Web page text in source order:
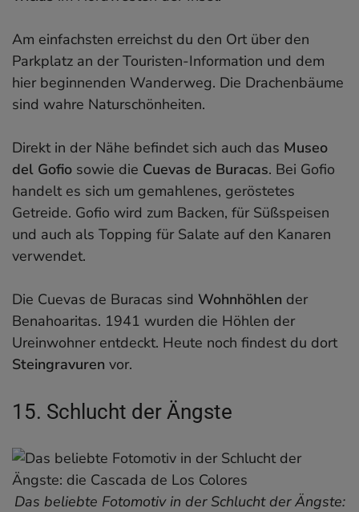
Am einfachsten erreichst du den Ort über den
Parkplatz an der Touristen-Information und dem
hier beginnenden Wanderweg. Die Drachenbäume
sind wahre Naturschönheiten.
Direkt in der Nähe befindet sich auch das Museo
del Gofio sowie die Cuevas de Buracas. Bei Gofio
handelt es sich um gemahlenes, geröstetes
Getreide. Gofio wird zum Backen, für Süßspeisen
und auch als Topping für Salate auf den Kanaren
verwendet.
Die Cuevas de Buracas sind Wohnhöhlen der
Benahoaritas. 1941 wurden die Höhlen der
Ureinwohner entdeckt. Heute noch findest du dort
Steingravuren vor.
15. Schlucht der Ängste
Das beliebte Fotomotiv in der Schlucht der Ängste: